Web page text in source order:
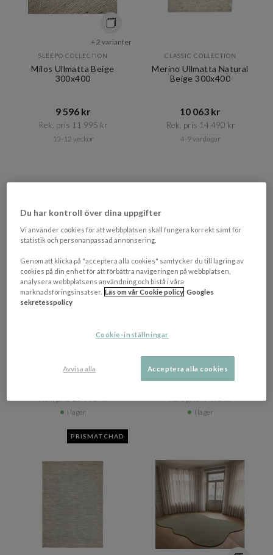
+ 2 varianter
SLEEPO COLLECTION
Milos Ullmatta Beige
300x400
9 596 kr​​
Rek. pris 11 995 kr​​
10-12 veckor
CLASSIC COLLECTION
Merino Ullmatta Natural
Beige 300x400
10 063 kr​​
Rek. pris 14 490 kr​​
4-9 vardagar
Chloe Ullmatta
White/Natural 200x300
I lager
Fluffy Flokati Matta White
Traditionell ullmatta från Grekland
3 596 kr​​
I lager
PRISMATCHAD
Du har kontroll över dina uppgifter
Vi använder cookies för att webbplatsen skall fungera korrekt samt för
statistik och personanpassad annonsering.
Genom att klicka på "acceptera alla cookies" samtycker du till lagring av
cookies på din enhet för att förbättra navigeringen på webbplatsen,
analysera webbplatsens användning och bistå i våra
marknadsföringsinsatser. Läs om vår Cookie policy Googles
sekretesspolicy
Cookie-inställningar
Avvisa alla Acceptera alla cookies